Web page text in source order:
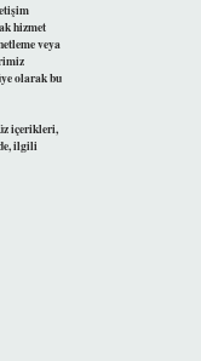
hizmet
veya
olarak bu
içerikleri,
ilgili